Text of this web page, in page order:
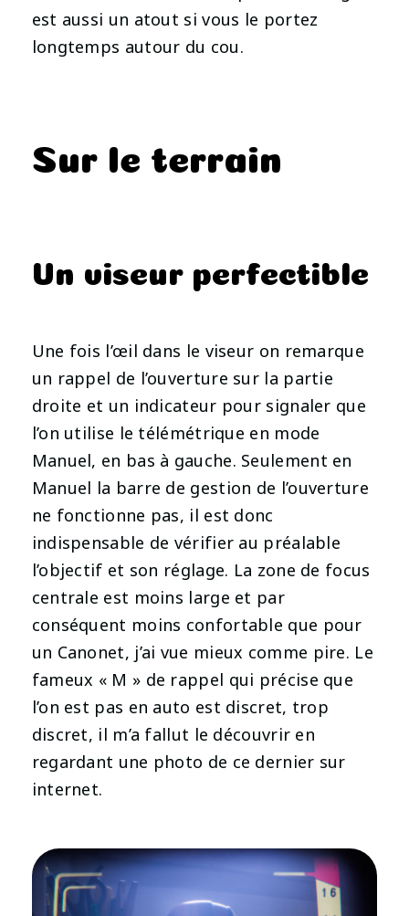
est aussi un atout si vous le portez
longtemps autour du cou.
Sur le terrain
Un viseur perfectible
Une fois l’œil dans le viseur on remarque
un rappel de l’ouverture sur la partie
droite et un indicateur pour signaler que
l’on utilise le télémétrique en mode
Manuel, en bas à gauche. Seulement en
Manuel la barre de gestion de l’ouverture
ne fonctionne pas, il est donc
indispensable de vérifier au préalable
l’objectif et son réglage. La zone de focus
centrale est moins large et par
conséquent moins confortable que pour
un Canonet, j’ai vue mieux comme pire. Le
fameux « M » de rappel qui précise que
l’on est pas en auto est discret, trop
discret, il m’a fallut le découvrir en
regardant une photo de ce dernier sur
internet.